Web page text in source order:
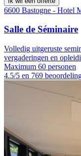
6600 Bastogne - Hotel
Salle de Séminaire
Volledig uitgeruste
vergaderingen en
Maximum 60 personen
4.5/5 en 769